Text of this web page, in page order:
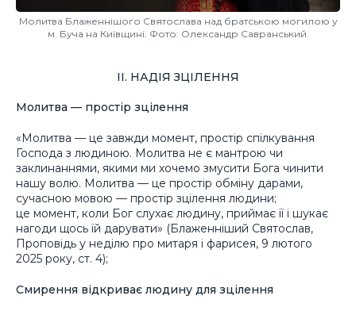
Молитва Блаженнішого Святослава над братською могилою у
м. Буча на Київщині. Фото: Олександр Савранський.
ІІ. НАДІЯ ЗЦІЛЕННЯ
Молитва — простір зцілення
«Молитва — це завжди момент, простір спілкування
Господа з людиною. Молитва не є мантрою чи
заклинаннями, якими ми хочемо змусити Бога чинити
нашу волю. Молитва — це простір обміну дарами,
сучасною мовою — простір зцілення людини;
це момент, коли Бог слухає людину, приймає її і шукає
нагоди щось їй дарувати» (Блаженніший Святослав,
Проповідь у неділю про митаря і фарисея, 9 лютого
2025 року, ст. 4);
Смирення відкриває людину для зцілення